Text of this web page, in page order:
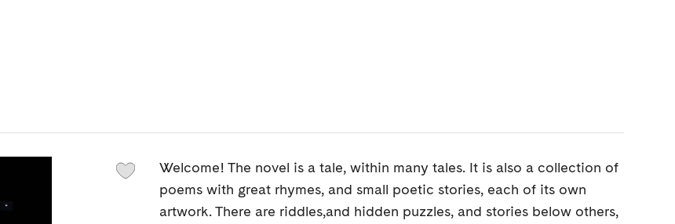
Welcome! The novel is a tale, within many tales. It is also a collection of
poems with great rhymes, and small poetic stories, each of its own
artwork. There are riddles,and hidden puzzles, and stories below others,